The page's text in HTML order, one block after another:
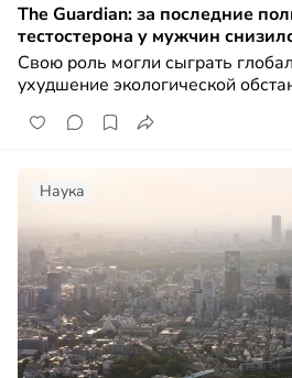
The Guardian: за последние
тестостерона у мужчин
Свою роль могли сыграть
ухудшение экологической
Наука